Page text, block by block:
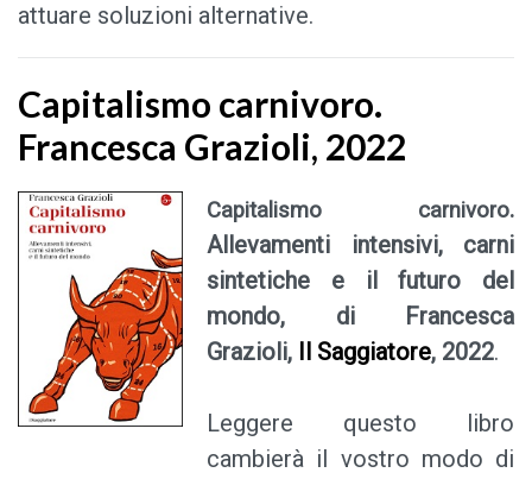
attuare soluzioni alternative.
Capitalismo carnivoro.
Francesca Grazioli, 2022
Capitalismo carnivoro.
Allevamenti intensivi, carni
sintetiche e il futuro del
mondo, di Francesca
Grazioli, Il Saggiatore, 2022.
Leggere questo libro
cambierà il vostro modo di